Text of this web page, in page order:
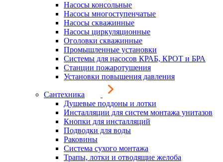
Насосы консольные
Насосы многоступенчатые
Насосы скважинные
Насосы циркуляционные
Оголовки скважинные
Промышленные установки
Системы для насосов КРАБ, КРОТ и БРА
Станции пожаротушения
Установки повышения давления
Сантехника
Душевые поддоны и лотки
Инсталляции для систем монтажа унитазов
Кнопки для инсталляций
Подводки для воды
Раковины
Система сухого монтажа
Трапы, лотки и отводящие желоба